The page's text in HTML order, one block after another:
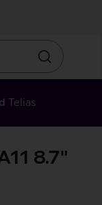
Otsin
Telias
8.7"